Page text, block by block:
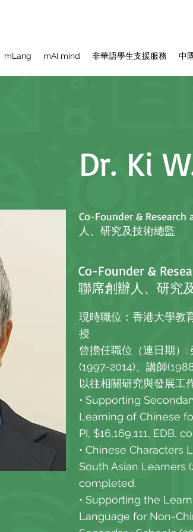
mLang mAI mind 非華語學生支援服務 中
Dr. Ki
Co-Founder &
人、研究及技術總監
Co-Founder &
聯席創辦人、研究
現時職位：香港大學教
授
曾擔任職位（連日期）:
(1997-2014)、講師
以往相關研究與發展工
• Supporting
Learning of Chinese
PI, $16,169,111, EDB,
• Chinese Characters
South Asian Learners
completed.
• Supporting the
Language for Non-